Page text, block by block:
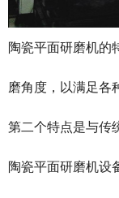
陶瓷平面研磨机的
磨角度，以满足各
第二个特点是与传
陶瓷平面研磨机设